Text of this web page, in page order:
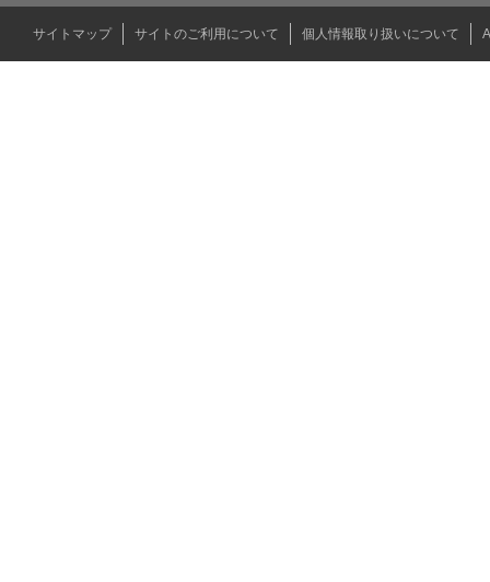
サイトマップ サイトのご利用について 個人情報取り扱いについて